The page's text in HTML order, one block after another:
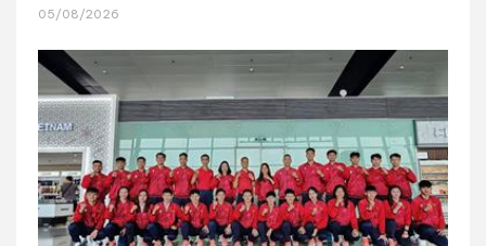
05/08/2026